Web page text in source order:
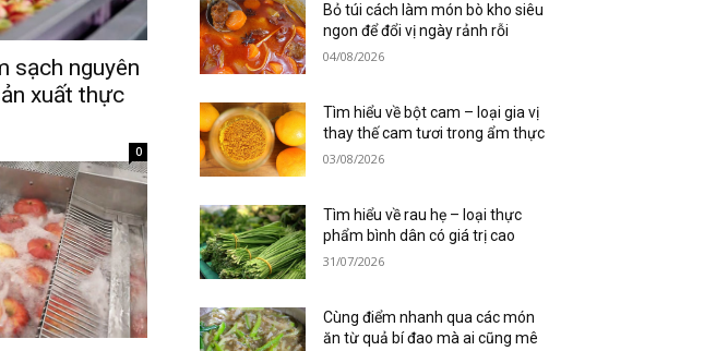
sạch nguyên
xuất thực
0
Bỏ túi cách làm món bò kho siêu
ngon để đổi vị ngày rảnh rỗi
04/08/2026
Tìm hiểu về bột cam – loại gia vị
thay thế cam tươi trong ẩm thực
03/08/2026
Tìm hiểu về rau hẹ – loại thực
phẩm bình dân có giá trị cao
31/07/2026
Cùng điểm nhanh qua các món
ăn từ quả bí đao mà ai cũng mê